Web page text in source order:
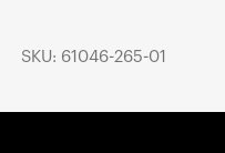
SKU: 61046-265-01